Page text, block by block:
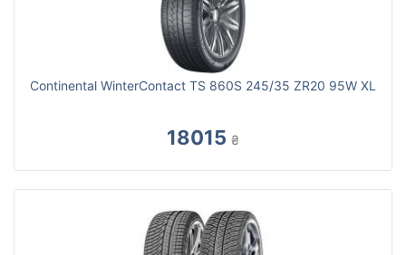
Continental WinterContact TS 860S 245/35 ZR20 95W XL
18015 ₴